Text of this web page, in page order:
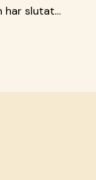
har slutat